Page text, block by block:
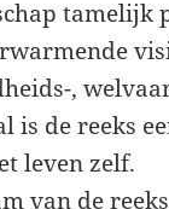
tamelijk
,
is de reeks
leven zelf.
van de